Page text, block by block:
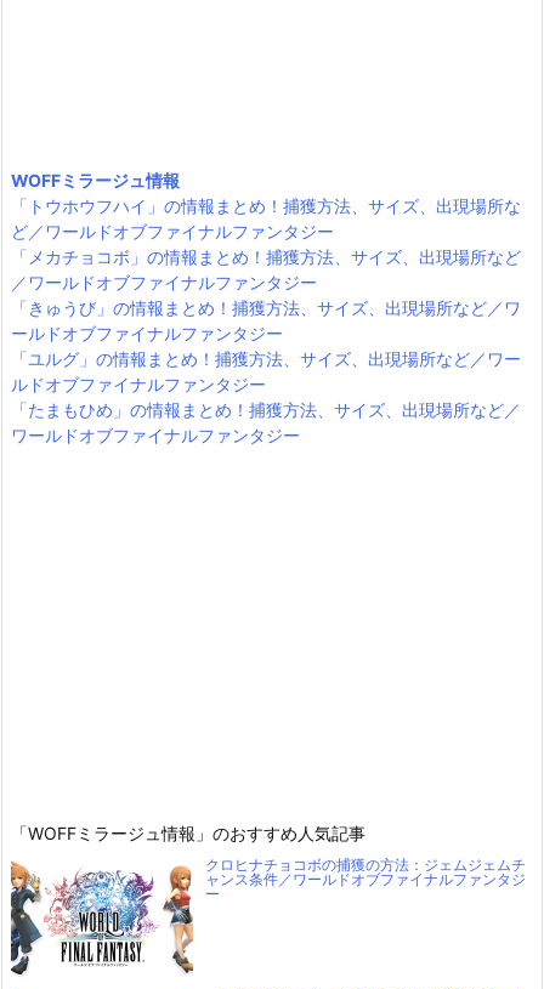
WOFFミラージュ情報
「トウホウフハイ」の情報まとめ！捕獲方法、サイズ、出現場所な
ど／ワールドオブファイナルファンタジー
「メカチョコボ」の情報まとめ！捕獲方法、サイズ、出現場所など
／ワールドオブファイナルファンタジー
「きゅうび」の情報まとめ！捕獲方法、サイズ、出現場所など／ワ
ールドオブファイナルファンタジー
「ユルグ」の情報まとめ！捕獲方法、サイズ、出現場所など／ワー
ルドオブファイナルファンタジー
「たまもひめ」の情報まとめ！捕獲方法、サイズ、出現場所など／
ワールドオブファイナルファンタジー
「WOFFミラージュ情報」のおすすめ人気記事
クロヒナチョコボの捕獲の方法：ジェムジェムチ
ャンス条件／ワールドオブファイナルファンタジ
ー